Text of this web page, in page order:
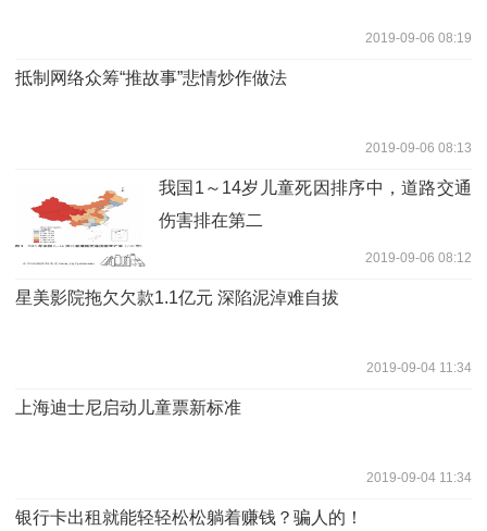
2019-09-06 08:19
抵制网络众筹“推故事”悲情炒作做法
2019-09-06 08:13
我国1～14岁儿童死因排序中，道路交通
伤害排在第二
2019-09-06 08:12
星美影院拖欠欠款1.1亿元 深陷泥淖难自拔
2019-09-04 11:34
上海迪士尼启动儿童票新标准
2019-09-04 11:34
银行卡出租就能轻轻松松躺着赚钱？骗人的！